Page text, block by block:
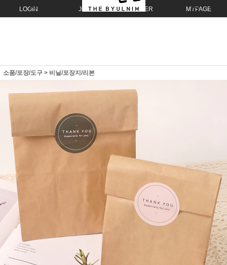
LOGIN JOIN ORDER MYPAGE
소품/포장/도구 > 비닐/포장지/리본